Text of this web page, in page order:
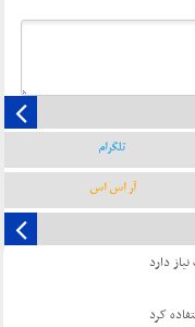
تلگرام
آر اس اس
دارد
کرد